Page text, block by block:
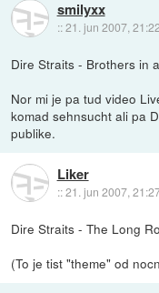
smilyxx
::21. jun 2007, 21:22
Dire Straits - Brothers in
Nor mi je pa tud video
komad sehnsucht ali pa
publike.
Liker
::21. jun 2007,
Dire Straits - The Long
(To je tist "theme" od